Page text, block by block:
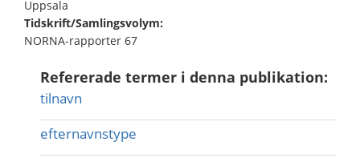
Uppsala
Tidskrift/Samlingsvolym:
NORNA-rapporter 67
Refererade termer i denna publikation:
tilnavn
efternavnstype